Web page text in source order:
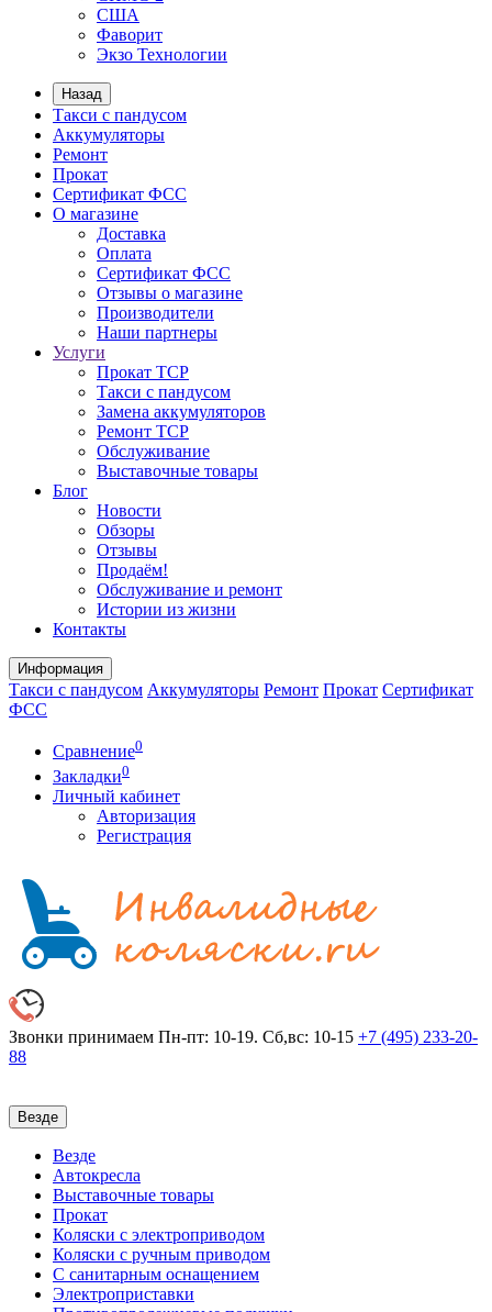
США
Фаворит
Экзо Технологии
Назад
Такси с пандусом
Аккумуляторы
Ремонт
Прокат
Сертификат ФСС
О магазине
Доставка
Оплата
Сертификат ФСС
Отзывы о магазине
Производители
Наши партнеры
Услуги
Прокат ТСР
Такси с пандусом
Замена аккумуляторов
Ремонт ТСР
Обслуживание
Выставочные товары
Блог
Новости
Обзоры
Отзывы
Продаём!
Обслуживание и ремонт
Истории из жизни
Контакты
Информация
Такси с пандусом Аккумуляторы Ремонт Прокат Сертификат
ФСС
Сравнение0
Закладки0
Личный кабинет
Авторизация
Регистрация
Звонки принимаем Пн-пт: 10-19. Сб,вс: 10-15 +7 (495) 233-20-
88
Везде
Везде
Автокресла
Выставочные товары
Прокат
Коляски с электроприводом
Коляски с ручным приводом
С санитарным оснащением
Электроприставки